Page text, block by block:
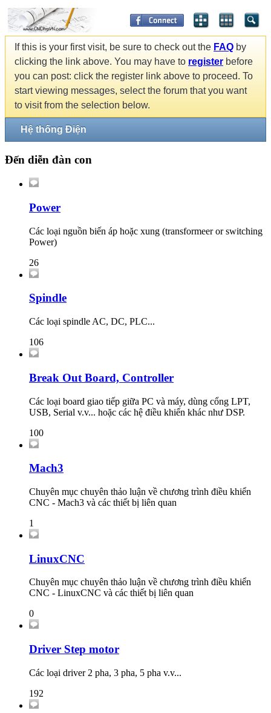
If this is your first visit, be sure to check out the FAQ by
clicking the link above. You may have to register before
you can post: click the register link above to proceed. To
start viewing messages, select the forum that you want
to visit from the selection below.
Hệ thống Điện
Đến diễn đàn con
Power
Các loại nguồn biến áp hoặc xung (transformeer or switching
Power)
26
Spindle
Các loại spindle AC, DC, PLC...
106
Break Out Board, Controller
Các loại board giao tiếp giữa PC và máy, dùng cổng LPT,
USB, Serial v.v... hoặc các hệ điều khiển khác như DSP.
100
Mach3
Chuyên mục chuyên thảo luận về chương trình điều khiển
CNC - Mach3 và các thiết bị liên quan
1
LinuxCNC
Chuyên mục chuyên thảo luận về chương trình điều khiển
CNC - LinuxCNC và các thiết bị liên quan
0
Driver Step motor
Các loại driver 2 pha, 3 pha, 5 pha v.v...
192